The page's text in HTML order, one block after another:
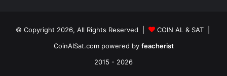
© Copyright 2026, All Rights Reserved |
COIN AL & SAT |
CoinAlSat.com powered by feacherist
2015 - 2026